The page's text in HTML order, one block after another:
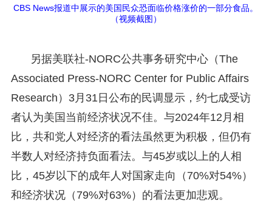
CBS News报道中展示的美国民众恐面临价格涨价的一部分食品。
（视频截图）
另据美联社-NORC公共事务研究中心（The
Associated Press-NORC Center for Public Affairs
Research）3月31日公布的民调显示，约七成受访
者认为美国当前经济状况不佳。与2024年12月相
比，共和党人对经济的看法虽然更为积极，但仍有
半数人对经济持负面看法。与45岁或以上的人相
比，45岁以下的成年人对国家走向（70%对54%）
和经济状况（79%对63%）的看法更加悲观。